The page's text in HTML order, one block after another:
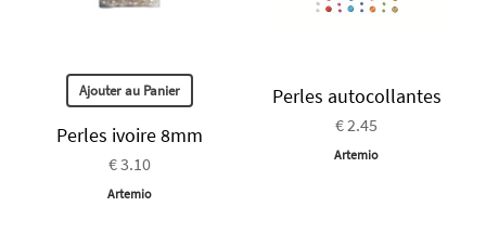
Ajouter au Panier
Perles ivoire 8mm
€ 3.10
Artemio
Perles autocollantes
€ 2.45
Artemio